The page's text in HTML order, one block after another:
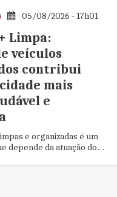
05/08/2026 - 17h01
Limpa:
veículos
contribui
mais
e
e organizadas é um
depende da atuação do